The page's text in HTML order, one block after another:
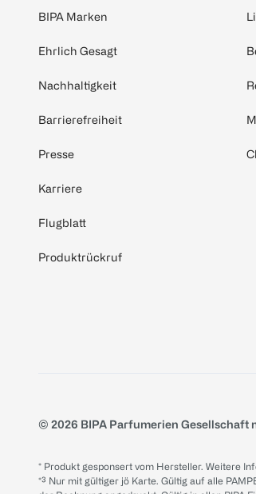
BIPA Marken
Ehrlich Gesagt
Nachhaltigkeit
Barrierefreiheit
Presse
Karriere
Flugblatt
Produktrückruf
© 2026 BIPA Parfumerien Gesellschaft
* Produkt gesponsert vom Hersteller. Weitere
*³ Nur mit gültiger jö Karte. Gültig auf alle